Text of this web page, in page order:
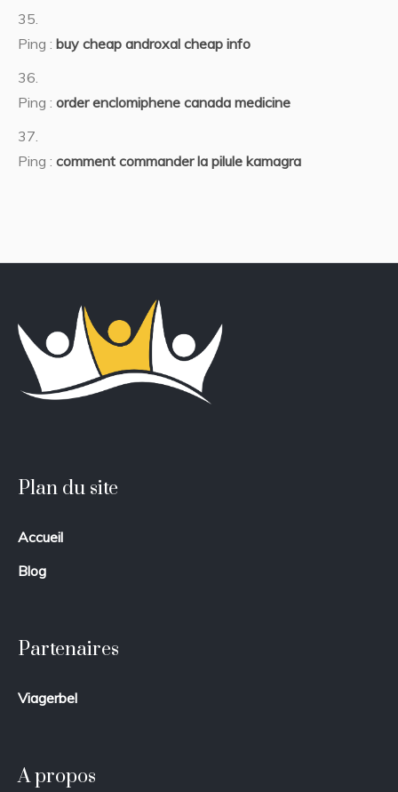
Ping : buy cheap androxal cheap info
Ping : order enclomiphene canada medicine
Ping : comment commander la pilule kamagra
Plan du site
Accueil
Blog
Partenaires
Viagerbel
A propos